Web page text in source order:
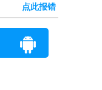
点此报错